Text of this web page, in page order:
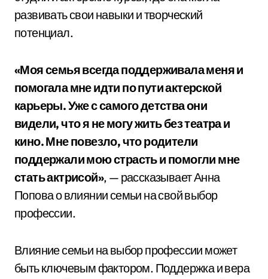
развивать свои навыки и творческий
потенциал.
«Моя семья всегда поддерживала меня и
помогала мне идти по пути актерской
карьеры. Уже с самого детства они
видели, что я не могу жить без театра и
кино. Мне повезло, что родители
поддержали мою страсть и помогли мне
стать актрисой», — рассказывает Анна
Попова о влиянии семьи на свой выбор
профессии.
Влияние семьи на выбор профессии может
быть ключевым фактором. Поддержка и вера